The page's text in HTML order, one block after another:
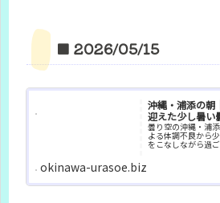
■ 2026/05/15
沖縄・浦添の朝
迎えた少し暑い
曇り空の沖縄・浦
よる体調不良から
をこなしながら過
okinawa-urasoe.biz